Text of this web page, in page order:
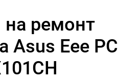
ремонт
Asus Eee PC